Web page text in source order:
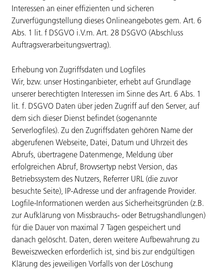
Interessen an einer effizienten und sicheren
Zurverfügungstellung dieses Onlineangebotes gem. Art. 6
Abs. 1 lit. f DSGVO i.V.m. Art. 28 DSGVO (Abschluss
Auftragsverarbeitungsvertrag).
Erhebung von Zugriffsdaten und Logfiles
Wir, bzw. unser Hostinganbieter, erhebt auf Grundlage
unserer berechtigten Interessen im Sinne des Art. 6 Abs. 1
lit. f. DSGVO Daten über jeden Zugriff auf den Server, auf
dem sich dieser Dienst befindet (sogenannte
Serverlogfiles). Zu den Zugriffsdaten gehören Name der
abgerufenen Webseite, Datei, Datum und Uhrzeit des
Abrufs, übertragene Datenmenge, Meldung über
erfolgreichen Abruf, Browsertyp nebst Version, das
Betriebssystem des Nutzers, Referrer URL (die zuvor
besuchte Seite), IP-Adresse und der anfragende Provider.
Logfile-Informationen werden aus Sicherheitsgründen (z.B.
zur Aufklärung von Missbrauchs- oder Betrugshandlungen)
für die Dauer von maximal 7 Tagen gespeichert und
danach gelöscht. Daten, deren weitere Aufbewahrung zu
Beweiszwecken erforderlich ist, sind bis zur endgültigen
Klärung des jeweiligen Vorfalls von der Löschung